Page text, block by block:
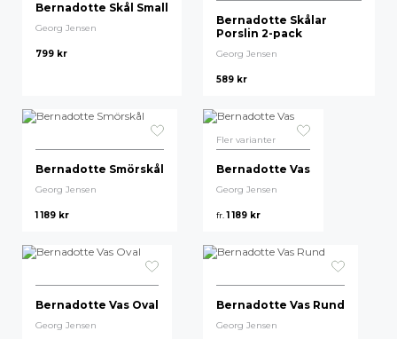
Bernadotte Skål Small
Georg Jensen
799 kr
Bernadotte Skålar
Porslin 2-pack
Georg Jensen
589 kr
Bernadotte Smörskål
Georg Jensen
1 189 kr
Fler varianter
Bernadotte Vas
Georg Jensen
fr.1 189 kr
Bernadotte Vas Oval
Georg Jensen
Bernadotte Vas Rund
Georg Jensen